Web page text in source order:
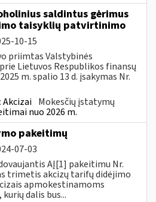
saldintus gėrimus
taisyklių patvirtinimo
10-15
priimtas Valstybinės
Lietuvos Respublikos finansų
m. spalio 13 d. įsakymas Nr.
Akcizai Mokesčių įstatymų
nuo 2026 m.
pakeitimų
07-03
AĮ[1] pakeitimu Nr.
trimetis akcizų tarifų didėjimo
apmokestinamoms
dalis bus...